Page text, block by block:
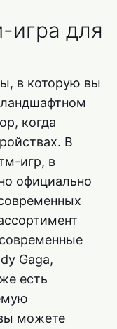
игра для
в которую вы
ландшафтном
когда
В
игр, в
официально
Gaga,
есть
можете